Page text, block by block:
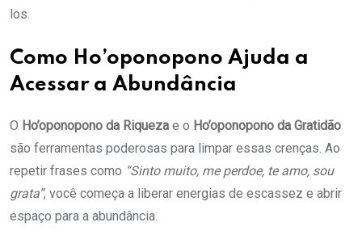
los.
Como Ho’oponopono Ajuda a
Acessar a Abundância
O Ho’oponopono da Riqueza e o Ho’oponopono da Gratidão
são ferramentas poderosas para limpar essas crenças. Ao
repetir frases como “Sinto muito, me perdoe, te amo, sou
grata”, você começa a liberar energias de escassez e abrir
espaço para a abundância.